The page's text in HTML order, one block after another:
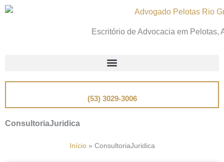
Escritório de Advocacia em Pelotas,
(53) 3029-3006
ConsultoriaJuridica
Início» ConsultoriaJuridica